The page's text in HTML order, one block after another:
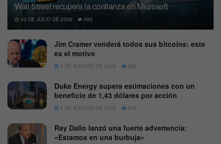
Wall Street recupera la confianza en Microsoft
30 DE JULIO DE 2026 565
Jim Cramer venderá todos sus bitcoins: este
es el motivo
4 DE AGOSTO DE 2026 580
Duke Energy supera estimaciones con un
beneficio de 1,43 dólares por acción
4 DE AGOSTO DE 2026 542
Ray Dalio lanzó una fuerte advertencia:
«Estamos en una burbuja»